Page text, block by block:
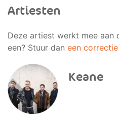
Artiesten
Deze artiest werkt mee aan
een? Stuur dan een correctie
Keane